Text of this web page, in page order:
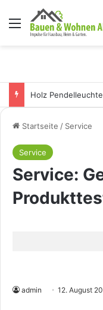
Menü
Startseite / Service
Service
Service:
admin 12. August